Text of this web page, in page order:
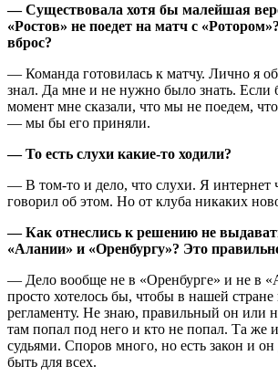
— Существовала хотя бы малейшая
«Ростов» не поедет на матч с
вброс?
— Команда готовилась к матчу. Лично я
знал. Да мне и не нужно было знать. Если
момент мне сказали, что мы не поедем,
— мы бы его приняли.
— То есть слухи какие-то ходили?
— В том-то и дело, что слухи. Я интернет
говорил об этом. Но от клуба никаких
— Как отнеслись к решению не
«Алании» и «Оренбургу»? Это
— Дело вообще не в «Оренбурге» и не в
просто хотелось бы, чтобы в нашей
регламенту. Не знаю, правильный он или
там попал под него и кто не попал. Та же
судьями. Споров много, но есть закон и
быть для всех.